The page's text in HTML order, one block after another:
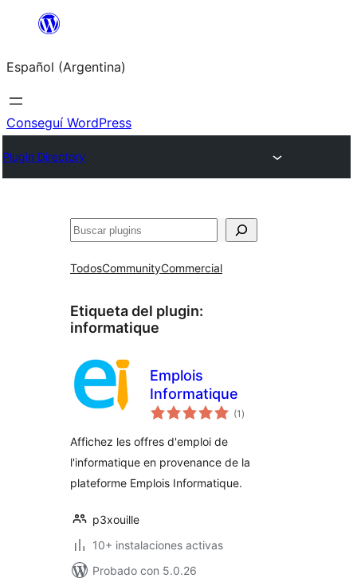
Saltar
contenido
Español (Argentina)
Conseguí WordPress
Plugin Directory
Buscar
TodosCommunityCommercial
Etiqueta del plugin:
informatique
Emplois
Informatique
(1 total
de
)
Affichez les offres d'emploi de
l'informatique en provenance de la
plateforme Emplois Informatique.
p3xouille
10+ instalaciones activas
Probado con 5.0.26